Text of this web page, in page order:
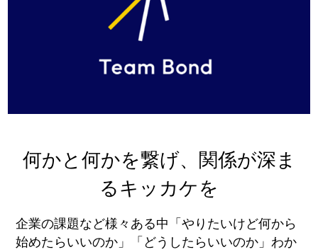
何かと何かを繋げ、関係が深ま
るキッカケを
企業の課題など様々ある中「やりたいけど何から
始めたらいいのか」「どうしたらいいのか」わか